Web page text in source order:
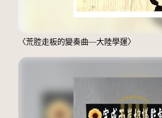
〈荒腔走板的變奏曲—大陸學運〉